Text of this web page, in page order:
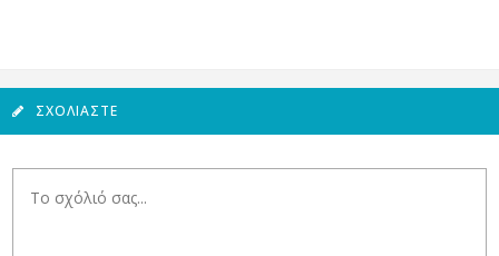
ΣΧΟΛΙΆΣΤΕ